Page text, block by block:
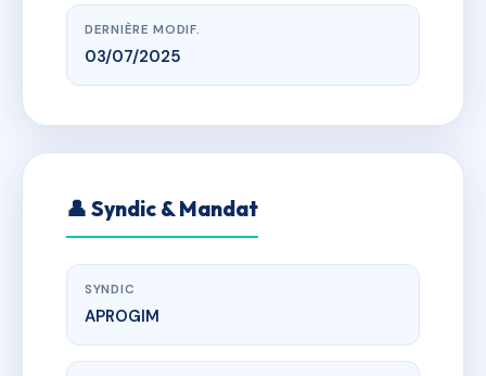
DERNIÈRE MODIF.
03/07/2025
👤 Syndic & Mandat
SYNDIC
APROGIM